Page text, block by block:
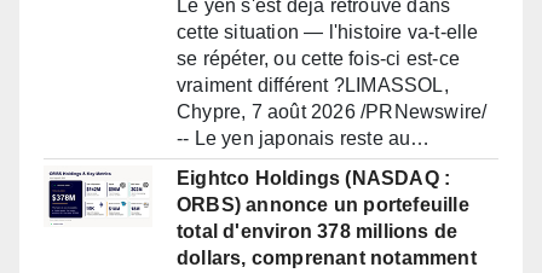
Le yen s'est déjà retrouvé dans
cette situation — l'histoire va-t-elle
se répéter, ou cette fois-ci est-ce
vraiment différent ?LIMASSOL,
Chypre, 7 août 2026 /PRNewswire/
-- Le yen japonais reste au…
Eightco Holdings (NASDAQ :
ORBS) annonce un portefeuille
total d'environ 378 millions de
dollars, comprenant notamment